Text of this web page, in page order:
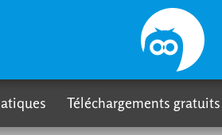
Téléchargements gratuits